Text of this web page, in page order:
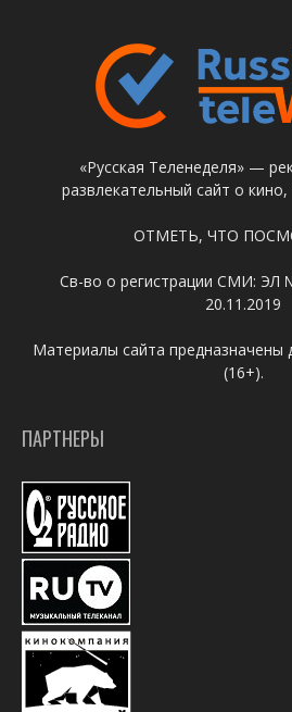
«Русская Теленеделя» —
развлекательный сайт о
ОТМЕТЬ, ЧТО
Св-во о регистрации СМИ: ЭЛ
20.11.2019
Материалы сайта предназначены
(16+).
ПАРТНЕРЫ